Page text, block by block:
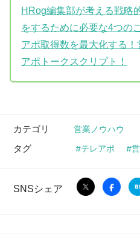
HRog編集部が考える戦略
をするために必要な4つの
アポ取得数を最大化する
アポトークスクリプト！
カテゴリ 営業ノウハウ
タグ テレアポ
SNSシェア